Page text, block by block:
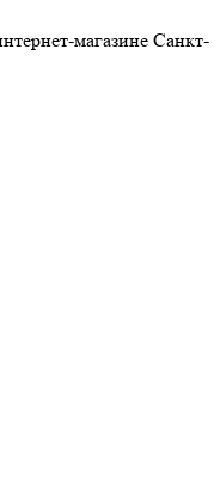
магазине Санкт-